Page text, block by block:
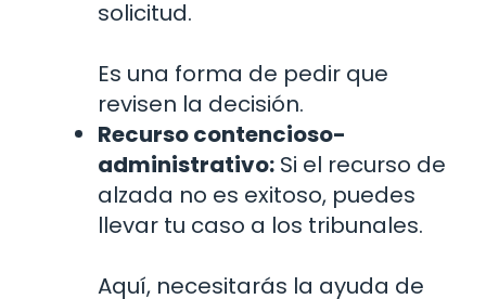
solicitud.
Es una forma de pedir que
revisen la decisión.
Recurso contencioso-
administrativo: Si el recurso de
alzada no es exitoso, puedes
llevar tu caso a los tribunales.
Aquí, necesitarás la ayuda de